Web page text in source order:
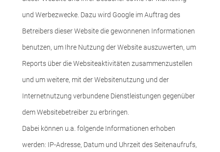
und Werbezwecke. Dazu wird Google im Auftrag des
Betreibers dieser Website die gewonnenen Informationen
benutzen, um Ihre Nutzung der Website auszuwerten, um
Reports über die Websiteaktivitäten zusammenzustellen
und um weitere, mit der Websitenutzung und der
Internetnutzung verbundene Dienstleistungen gegenüber
dem Websitebetreiber zu erbringen.
Dabei können u.a. folgende Informationen erhoben
werden: IP-Adresse, Datum und Uhrzeit des Seitenaufrufs,